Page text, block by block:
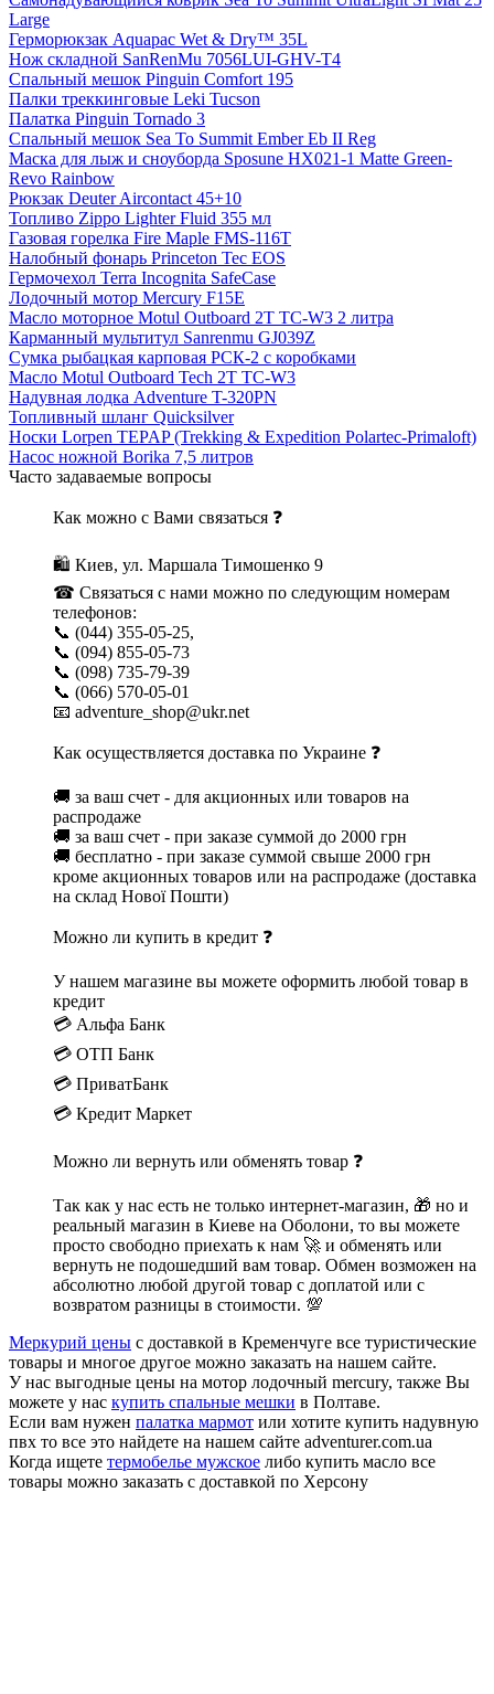
Large
Герморюкзак Aquapac Wet & Dry™ 35L
Нож складной SanRenMu 7056LUI-GHV-T4
Спальный мешок Pinguin Comfort 195
Палки треккинговые Leki Tucson
Палатка Pinguin Tornado 3
Спальный мешок Sea To Summit Ember Eb II Reg
Маска для лыж и сноуборда Sposune HX021-1 Matte Green-
Revo Rainbow
Рюкзак Deuter Aircontact 45+10
Топливо Zippo Lighter Fluid 355 мл
Газовая горелка Fire Maple FMS-116T
Налобный фонарь Princeton Tec EOS
Гермочехол Terra Incognita SafeCase
Лодочный мотор Mercury F15E
Масло моторное Motul Outboard 2T TC-W3 2 литра
Карманный мультитул Sanrenmu GJ039Z
Сумка рыбацкая карповая РСК-2 с коробками
Масло Motul Outboard Tech 2T TC-W3
Надувная лодка Adventure T-320PN
Топливный шланг Quicksilver
Носки Lorpen TEPAP (Trekking & Expedition Polartec-Primaloft)
Насос ножной Borika 7,5 литров
Часто задаваемые вопросы
Как можно с Вами связаться ❓
🛍 Киев, ул. Маршала Тимошенко 9
☎ Связаться с нами можно по следующим номерам
телефонов:
📞 (044) 355-05-25,
📞 (094) 855-05-73
📞 (098) 735-79-39
📞 (066) 570-05-01
📧 adventure_shop@ukr.net
Как осуществляется доставка по Украине ❓
🚚 за ваш счет - для акционных или товаров на
распродаже
🚚 за ваш счет - при заказе суммой до 2000 грн
🚚 бесплатно - при заказе суммой свыше 2000 грн
кроме акционных товаров или на распродаже (доставка
на склад Нової Пошти)
Можно ли купить в кредит ❓
У нашем магазине вы можете оформить любой товар в
кредит
💳 Альфа Банк
💳 ОТП Банк
💳 ПриватБанк
💳 Кредит Маркет
Можно ли вернуть или обменять товар ❓
Так как у нас есть не только интернет-магазин, 🎁 но и
реальный магазин в Киеве на Оболони, то вы можете
просто свободно приехать к нам 🚀 и обменять или
вернуть не подошедший вам товар. Обмен возможен на
абсолютно любой другой товар с доплатой или с
возвратом разницы в стоимости. 💯
Меркурий цены с доставкой в Кременчуге все туристические
товары и многое другое можно заказать на нашем сайте.
У нас выгодные цены на мотор лодочный mercury, также Вы
можете у нас купить спальные мешки в Полтаве.
Если вам нужен палатка мармот или хотите купить надувную
пвх то все это найдете на нашем сайте adventurer.com.ua
Когда ищете термобелье мужское либо купить масло все
товары можно заказать с доставкой по Херсону